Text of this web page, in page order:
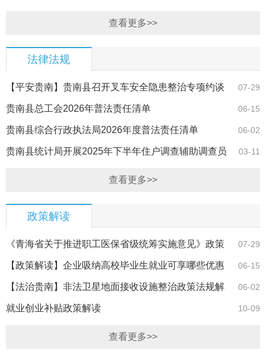
查看更多>>
法律法规
07-29
【平安贵南】贵南县召开叉车安全隐患整治专项约谈
暨法律法规培… 06-15
贵南县总工会2026年普法责任清单
06-02
贵南县综合行政执法局2026年度普法责任清单
03-11
贵南县统计局开展2025年下半年住户调查辅助调查员
查看更多>>
政策解读
07-29
《青海省关于推进职工医保省级统筹实施意见》政策
解读 06-15
【政策解读】企业吸纳高校毕业生就业可享哪些优惠
政策？一图看懂 06-02
【法治贵南】非法卫星地面接收设施整治政策法规解
读 10-09
就业创业补贴政策解读
查看更多>>